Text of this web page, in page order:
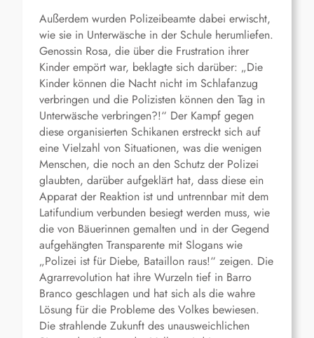
Außerdem wurden Polizeibeamte dabei erwischt,
wie sie in Unterwäsche in der Schule herumliefen.
Genossin Rosa, die über die Frustration ihrer
Kinder empört war, beklagte sich darüber: „Die
Kinder können die Nacht nicht im Schlafanzug
verbringen und die Polizisten können den Tag in
Unterwäsche verbringen?!“ Der Kampf gegen
diese organisierten Schikanen erstreckt sich auf
eine Vielzahl von Situationen, was die wenigen
Menschen, die noch an den Schutz der Polizei
glaubten, darüber aufgeklärt hat, dass diese ein
Apparat der Reaktion ist und untrennbar mit dem
Latifundium verbunden besiegt werden muss, wie
die von Bäuerinnen gemalten und in der Gegend
aufgehängten Transparente mit Slogans wie
„Polizei ist für Diebe, Bataillon raus!“ zeigen. Die
Agrarrevolution hat ihre Wurzeln tief in Barro
Branco geschlagen und hat sich als die wahre
Lösung für die Probleme des Volkes bewiesen.
Die strahlende Zukunft des unausweichlichen